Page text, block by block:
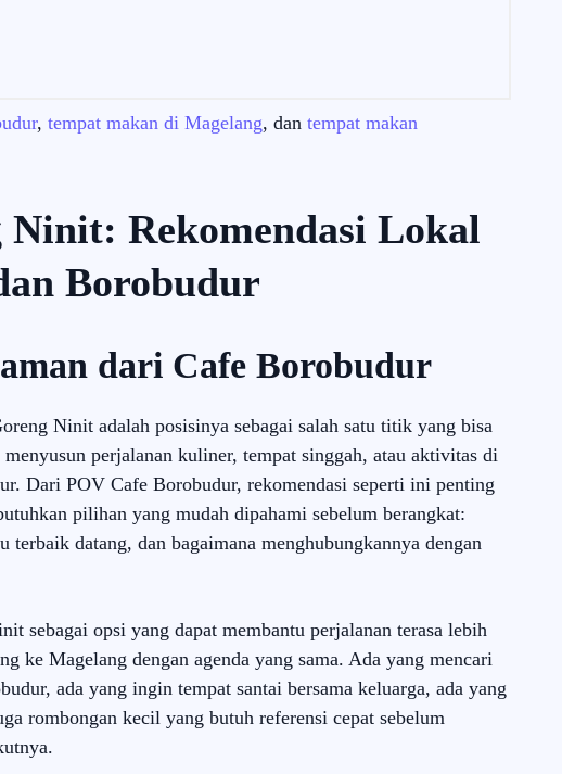
, tempat makan di Magelang, dan tempat makan
Ninit: Rekomendasi Lokal
Borobudur
dari Cafe Borobudur
Ninit adalah posisinya sebagai salah satu titik yang bisa
perjalanan kuliner, tempat singgah, atau aktivitas di
Dari POV Cafe Borobudur, rekomendasi seperti ini penting
pilihan yang mudah dipahami sebelum berangkat:
terbaik datang, dan bagaimana menghubungkannya dengan
sebagai opsi yang dapat membantu perjalanan terasa lebih
ke Magelang dengan agenda yang sama. Ada yang mencari
ada yang ingin tempat santai bersama keluarga, ada yang
rombongan kecil yang butuh referensi cepat sebelum